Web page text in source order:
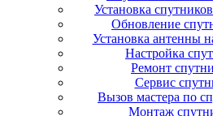
Установка
Обновление
Установка антенны
Настройка
Ремонт
Сервис
Вызов мастера по
Монтаж